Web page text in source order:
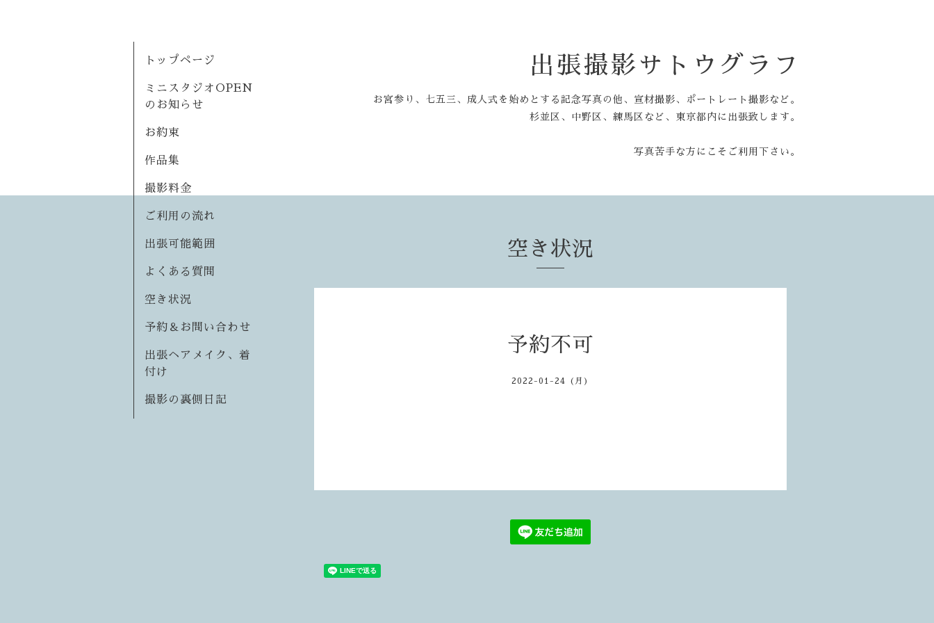
出張撮影サトウグラフ
お宮参り、七五三、成人式を始めとする記念写真の他、宣材撮影、ポートレート撮影など。
杉並区、中野区、練馬区など、東京都内に出張致します。
写真苦手な方にこそご利用下さい。
トップページ
ミニスタジオOPEN
のお知らせ
お約束
作品集
撮影料金
ご利用の流れ
出張可能範囲
よくある質問
空き状況
予約＆お問い合わせ
出張ヘアメイク、着
付け
撮影の裏側日記
空き状況
予約不可
2022-01-24 (月)